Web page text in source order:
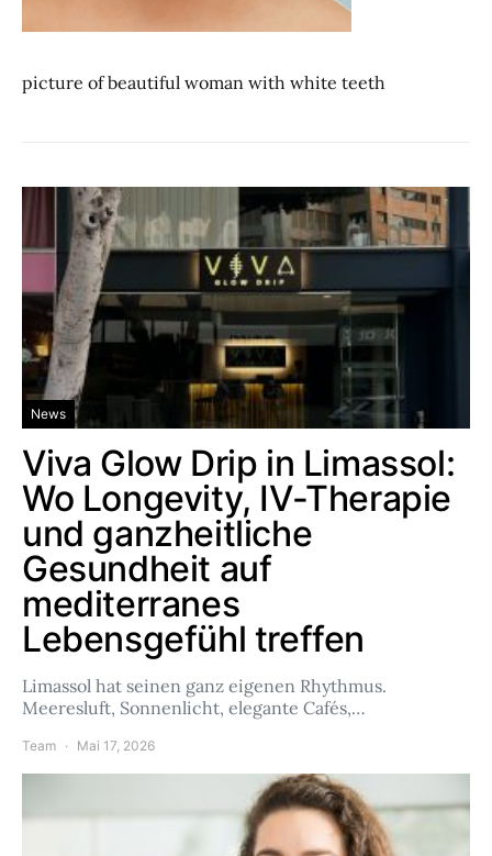
picture of beautiful woman with white teeth
News
Viva Glow Drip in Limassol:
Wo Longevity, IV-Therapie
und ganzheitliche
Gesundheit auf
mediterranes
Lebensgefühl treffen
Limassol hat seinen ganz eigenen Rhythmus.
Meeresluft, Sonnenlicht, elegante Cafés,…
Team Mai 17, 2026